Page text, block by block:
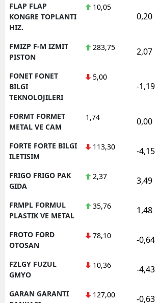
FLAP FLAP
KONGRE TOPLANTI
HIZ.
10,05
0,20
FMIZP F-M IZMIT
PISTON
283,75 2,07
FONET FONET
BILGI
TEKNOLOJILERI
5,00
-1,19
FORMT FORMET
METAL VE CAM
1,74 0,00
FORTE FORTE BILGI
ILETISIM
113,30 -4,15
FRIGO FRIGO PAK
GIDA
2,37 3,49
FRMPL FORMUL
PLASTIK VE METAL
35,76 1,48
FROTO FORD
OTOSAN
78,10 -0,64
FZLGY FUZUL
GMYO
10,36 -4,43
GARAN GARANTI
127,00 -0,63